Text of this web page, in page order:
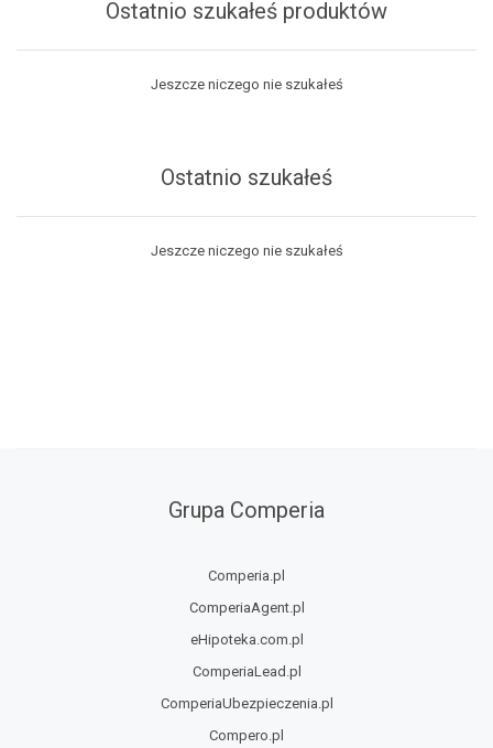
Ostatnio szukałeś produktów
Jeszcze niczego nie szukałeś
Ostatnio szukałeś
Jeszcze niczego nie szukałeś
Grupa Comperia
Comperia.pl
ComperiaAgent.pl
eHipoteka.com.pl
ComperiaLead.pl
ComperiaUbezpieczenia.pl
Compero.pl